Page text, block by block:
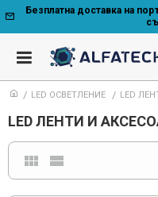
Безплатна доставка на
LED ОСВЕТЛЕНИЕ LED
LED ЛЕНТИ И